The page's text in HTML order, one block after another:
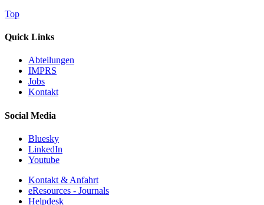
Top
Quick Links
Abteilungen
IMPRS
Jobs
Kontakt
Social Media
Bluesky
LinkedIn
Youtube
Kontakt & Anfahrt
eResources - Journals
Helpdesk